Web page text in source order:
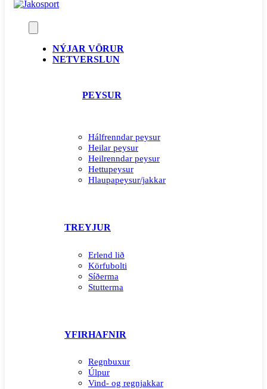
NÝJAR VÖRUR
NETVERSLUN
PEYSUR
Hálfrenndar peysur
Heilar peysur
Heilrenndar peysur
Hettupeysur
Hlaupapeysur/jakkar
TREYJUR
Erlend lið
Körfubolti
Síðerma
Stutterma
YFIRHAFNIR
Regnbuxur
Úlpur
Vind- og regnjakkar